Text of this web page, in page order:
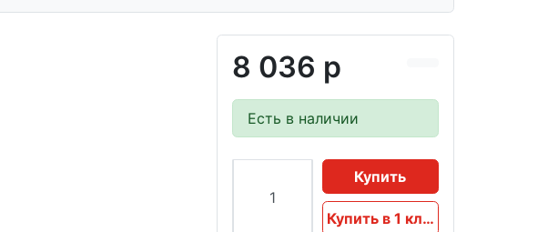
8 036 р
Есть в наличии
Купить
Купить в 1 клик